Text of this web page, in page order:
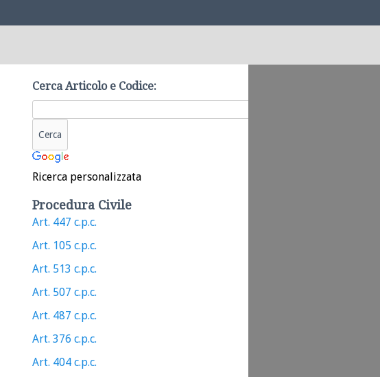
Cerca Articolo e Codice:
Ricerca personalizzata
Procedura Civile
Art. 447 c.p.c.
Art. 105 c.p.c.
Art. 513 c.p.c.
Art. 507 c.p.c.
Art. 487 c.p.c.
Art. 376 c.p.c.
Art. 404 c.p.c.